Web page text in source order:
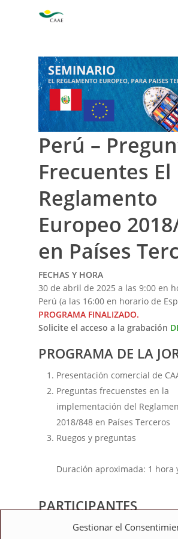
Gestionar el
Perú –
Frecuentes El
Reglamento
Europeo
en Países
FECHAS Y HORA
30 de abril de 2025 a las 9:00 en
Perú (a las 16:00 en horario de
PROGRAMA FINALIZADO.
Solicite el acceso a la grabación
PROGRAMA DE LA
Presentación comercial de
Preguntas frecuenstes en la
implementación del
2018/848 en Países Terceros
Ruegos y preguntas
Duración aproximada: 1 hora
PARTICIPANTES
Juan Carlos Pérez Montero